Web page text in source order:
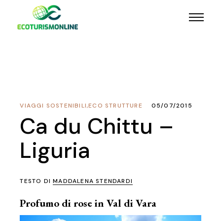
ECO STRUTTURE
,
VIAGGI SOSTENIBILI 05/07/2015
Ca du Chittu –
Liguria
TESTO DIMADDALENA STENDARDI
Profumo di rose in Val di Vara